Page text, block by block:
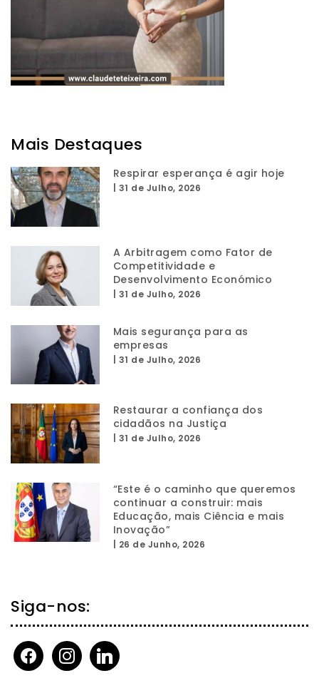
Mais Destaques
Respirar esperança é agir hoje
31 de Julho, 2026
A Arbitragem como Fator de
Competitividade e
Desenvolvimento Económico
31 de Julho, 2026
Mais segurança para as
empresas
31 de Julho, 2026
Restaurar a confiança dos
cidadãos na Justiça
31 de Julho, 2026
“Este é o caminho que queremos
continuar a construir: mais
Educação, mais Ciência e mais
Inovação”
26 de Junho, 2026
Siga-nos:
facebookinstagramlinkedin